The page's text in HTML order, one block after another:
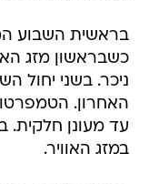
בראשית השבוע
כשבראשון מזג
ניכר. בשני יחול
האחרון.
עד מעונן חלקית.
במזג האוויר.